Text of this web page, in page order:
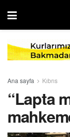
Ana sayfa Kıbrıs
“Lapta